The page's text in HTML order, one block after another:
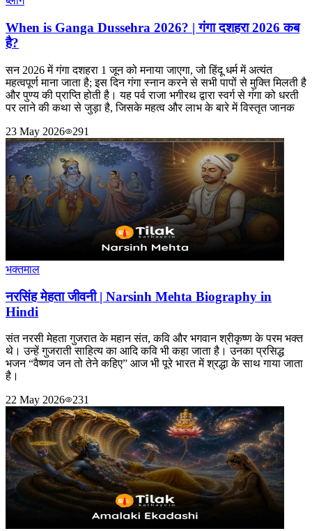
When is Ganga Dussehra 2026? | गंगा दशहरा 2026 कब
है?
सन 2026 में गंगा दशहरा 1 जून को मनाया जाएगा, जो हिंदू धर्म में अत्यंत
महत्वपूर्ण माना जाता है; इस दिन गंगा स्नान करने से सभी पापों से मुक्ति मिलती है
और पुण्य की प्राप्ति होती है। यह पर्व राजा भगीरथ द्वारा स्वर्ग से गंगा को धरती
पर लाने की कथा से जुड़ा है, जिसके महत्व और लाभ के बारे में विस्तृत जानक
23 May 2026
291
भक्तमाल
नरसिंह मेहता जीवनी | Narsinh Mehta Biography in
Hindi
संत नरसी मेहता गुजरात के महान संत, कवि और भगवान श्रीकृष्ण के परम भक्त
थे। उन्हें गुजराती साहित्य का आदि कवि भी कहा जाता है। उनका प्रसिद्ध
भजन “वैष्णव जन तो तेने कहिए” आज भी पूरे भारत में श्रद्धा के साथ गाया जाता
है।
22 May 2026
231